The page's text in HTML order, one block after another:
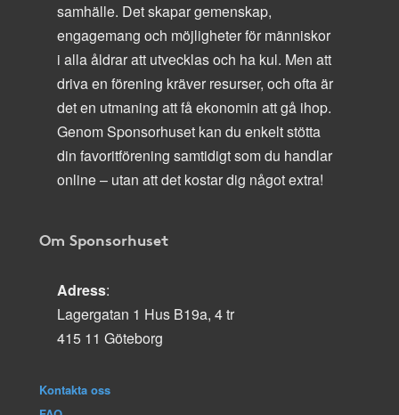
samhälle. Det skapar gemenskap,
engagemang och möjligheter för människor
i alla åldrar att utvecklas och ha kul. Men att
driva en förening kräver resurser, och ofta är
det en utmaning att få ekonomin att gå ihop.
Genom Sponsorhuset kan du enkelt stötta
din favoritförening samtidigt som du handlar
online – utan att det kostar dig något extra!
Om Sponsorhuset
Adress:
Lagergatan 1 Hus B19a, 4 tr
415 11 Göteborg
Kontakta oss